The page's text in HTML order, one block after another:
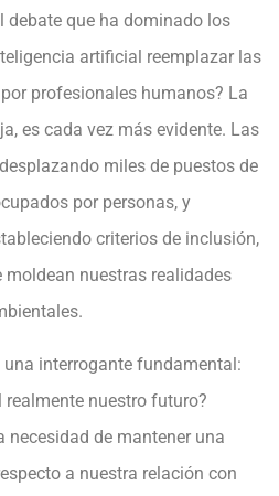
debate que ha dominado los
artificial reemplazar las
profesionales humanos? La
es cada vez más evidente. Las
miles de puestos de
por personas, y
criterios de inclusión,
nuestras realidades
interrogante fundamental:
nuestro futuro?
necesidad de mantener una
a nuestra relación con